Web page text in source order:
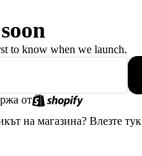
to know when we launch.
от
на магазина? Влезте тук